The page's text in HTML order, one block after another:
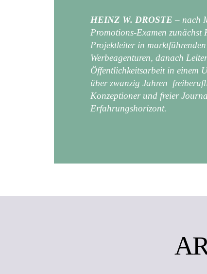
HEINZ W. DROSTE – nach
Promotions-Examen zunächst
Projektleiter in
Werbeagenturen, danach
Öffentlichkeitsarbeit in einem
über zwanzig Jahren
Konzeptioner und freier
Erfahrungshorizont.